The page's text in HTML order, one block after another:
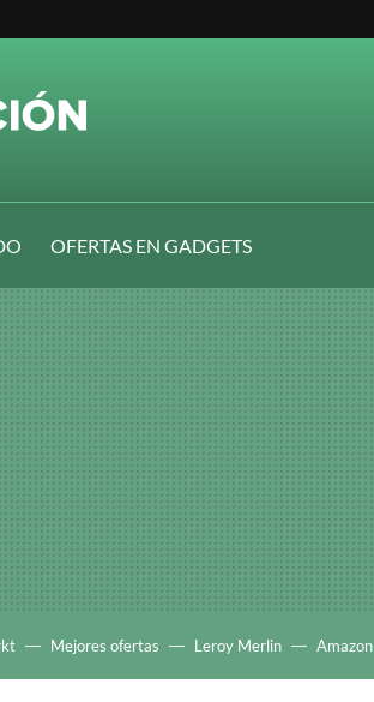
OFERTAS EN GADGETS
Mejores ofertas Leroy Merlin Amazon